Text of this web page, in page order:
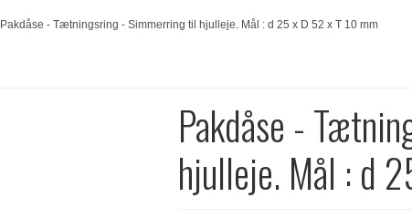
Pakdåse - Tætningsring - Simmerring til hjulleje. Mål : d 25 x D 52 x T 10 mm
Pakdåse -
hjulleje. Mål : d